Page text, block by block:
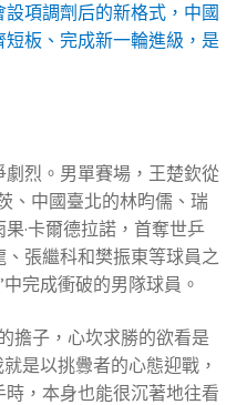
項調劑后的新格式，中國
板、完成新一輪進級，是
烈。男單賽場，王楚欽從
、中國臺北的林昀儒、瑞
·卡爾德拉諾，首奪世乒
張繼科和樊振東等球員之
完成衝破的男隊球員。
擔子，心坎求勝的欲看是
是以挑釁者的心態迎戰，
，本身也能很沉著地往看